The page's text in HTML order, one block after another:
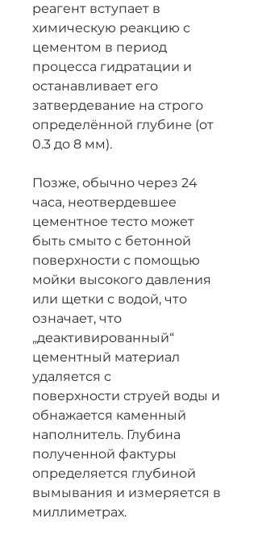
реагент вступает в
химическую реакцию с
цементом в период
процесса гидратации и
останавливает его
затвердевание на строго
определённой глубине (от
0.3 до 8 мм).
Позже, обычно через 24
часа, неотвердевшее
цементное тесто может
быть смыто с бетонной
поверхности с помощью
мойки высокого давления
или щетки с водой, что
означает, что
„деактивированный“
цементный материал
удаляется с
поверхности струей воды и
обнажается каменный
наполнитель. Глубина
полученной фактуры
определяется глубиной
вымывания и измеряется в
миллиметрах.